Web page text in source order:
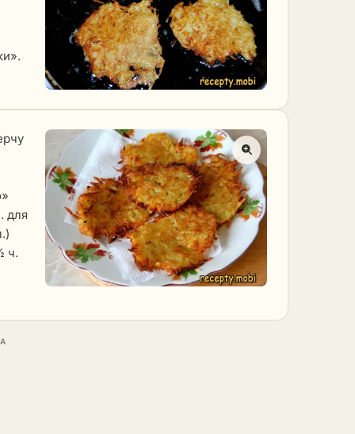
для
ч.